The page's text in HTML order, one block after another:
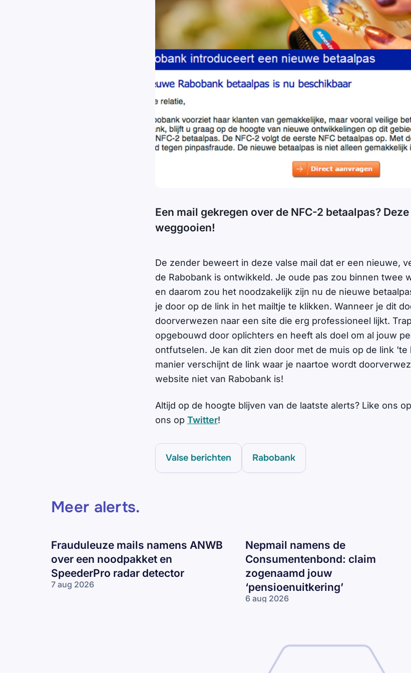
Een mail gekregen over de NFC-2 betaalpas?
weggooien!
De zender beweert in deze valse mail dat er een nieuwe,
de Rabobank is ontwikkeld. Je oude pas zou binnen twee
en daarom zou het noodzakelijk zijn nu de nieuwe
je door op de link in het mailtje te klikken. Wanneer je dit
doorverwezen naar een site die erg professioneel lijkt.
opgebouwd door oplichters en heeft als doel om al jouw
ontfutselen. Je kan dit zien door met de muis op de link 'te
manier verschijnt de link waar je naartoe wordt
website niet van Rabobank is!
Altijd op de hoogte blijven van de laatste alerts? Like ons op
ons op Twitter!
Valse berichten Rabobank
Meer alerts.
Frauduleuze mails namens ANWB
over een noodpakket en
SpeederPro radar detector
7 aug 2026
Nepmail namens de
Consumentenbond: claim
zogenaamd jouw
‘pensioenuitkering’
6 aug 2026
‘pensioenuitkering’